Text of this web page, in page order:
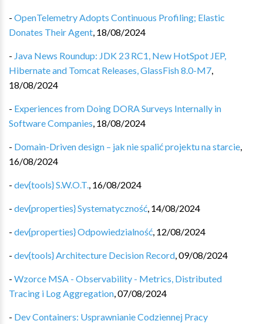
- OpenTelemetry Adopts Continuous Profiling; Elastic
Donates Their Agent, 18/08/2024
- Java News Roundup: JDK 23 RC1, New HotSpot JEP,
Hibernate and Tomcat Releases, GlassFish 8.0-M7,
18/08/2024
- Experiences from Doing DORA Surveys Internally in
Software Companies, 18/08/2024
- Domain-Driven design – jak nie spalić projektu na starcie,
16/08/2024
- dev{tools} S.W.O.T., 16/08/2024
- dev{properties} Systematyczność, 14/08/2024
- dev{properties} Odpowiedzialność, 12/08/2024
- dev{tools} Architecture Decision Record,09/08/2024
- Wzorce MSA - Observability - Metrics, Distributed
Tracing i Log Aggregation,07/08/2024
- Dev Containers: Usprawnianie Codziennej Pracy